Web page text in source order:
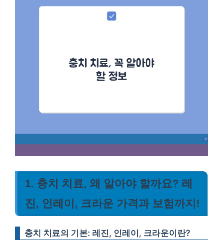
1. 충치 치료, 왜 알아야 할까요? 레
진, 인레이, 크라운 가격과 보험까지!
충치 치료의 기본: 레진, 인레이, 크라운이란?